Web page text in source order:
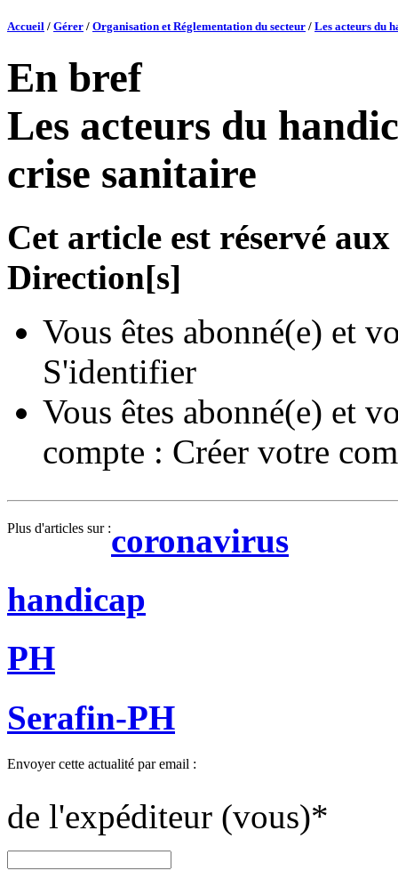
Accueil / Gérer / Organisation et Réglementation du secteur / Les acteurs du
En bref
Les acteurs du
crise sanitaire
Cet article est réservé
Direction[s]
Vous êtes abonné(e) et
S'identifier
Vous êtes abonné(e) et
compte : Créer votre
Plus d'articles sur :coronavirus
handicap
PH
Serafin-PH
Envoyer cette actualité par email :
de l'expéditeur (vous)*